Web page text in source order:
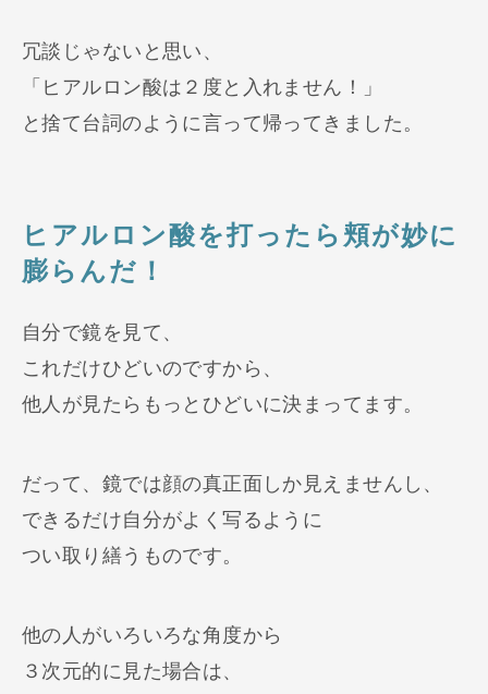
冗談じゃないと思い、
「ヒアルロン酸は２度と入れません！」
と捨て台詞のように言って帰ってきました。
ヒアルロン酸を打ったら頬が妙に
膨らんだ！
自分で鏡を見て、
これだけひどいのですから、
他人が見たらもっとひどいに決まってます。
だって、鏡では顔の真正面しか見えませんし、
できるだけ自分がよく写るように
つい取り繕うものです。
他の人がいろいろな角度から
３次元的に見た場合は、